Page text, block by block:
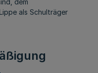
dem
als Schulträger